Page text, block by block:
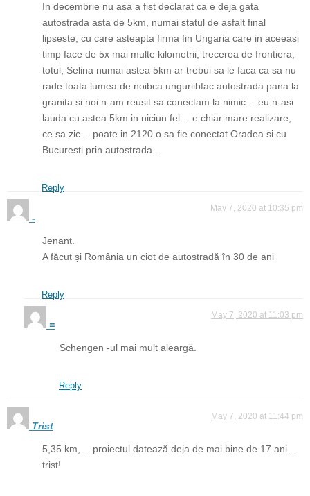
In decembrie nu asa a fist declarat ca e deja gata
autostrada asta de 5km, numai statul de asfalt final
lipseste, cu care asteapta firma fin Ungaria care in aceeasi
timp face de 5x mai multe kilometrii, trecerea de frontiera,
totul, Selina numai astea 5km ar trebui sa le faca ca sa nu
rade toata lumea de noibca unguriibfac autostrada pana la
granita si noi n-am reusit sa conectam la nimic… eu n-asi
lauda cu astea 5km in niciun fel… e chiar mare realizare,
ce sa zic… poate in 2120 o sa fie conectat Oradea si cu
Bucuresti prin autostrada…
Reply
-
May 7, 2020 at 10:35 pm
Jenant.
A făcut și România un ciot de autostradă în 30 de ani
Reply
=
May 7, 2020 at 11:03 pm
Schengen -ul mai mult aleargă.
Reply
Trist
May 7, 2020 at 11:44 pm
5,35 km,….proiectul datează deja de mai bine de 17 ani…
trist!